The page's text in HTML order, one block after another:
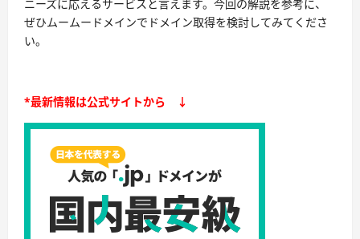
ニーズに応えるサービスと言えます。今回の解説を参考に、
ぜひムームードメインでドメイン取得を検討してみてくださ
い。
*最新情報は公式サイトから ↓